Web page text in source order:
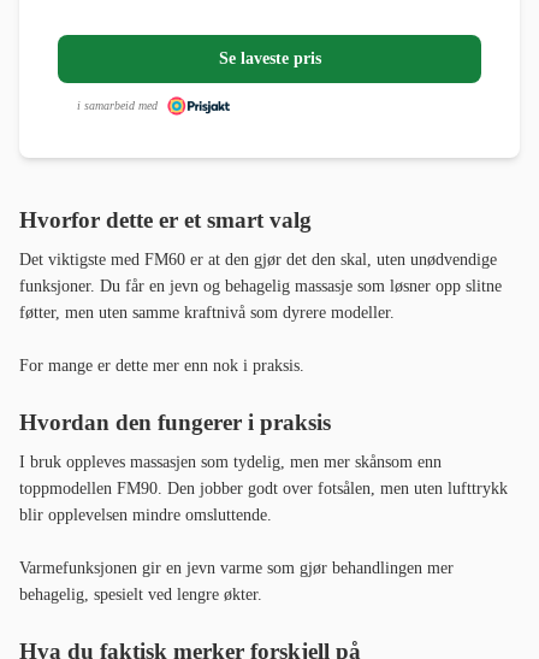
Se laveste pris
i samarbeid med
Hvorfor dette er et smart valg
Det viktigste med FM60 er at den gjør det den skal, uten unødvendige
funksjoner. Du får en jevn og behagelig massasje som løsner opp slitne
føtter, men uten samme kraftnivå som dyrere modeller.
For mange er dette mer enn nok i praksis.
Hvordan den fungerer i praksis
I bruk oppleves massasjen som tydelig, men mer skånsom enn
toppmodellen FM90. Den jobber godt over fotsålen, men uten lufttrykk
blir opplevelsen mindre omsluttende.
Varmefunksjonen gir en jevn varme som gjør behandlingen mer
behagelig, spesielt ved lengre økter.
Hva du faktisk merker forskjell på